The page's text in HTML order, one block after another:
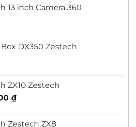
13 inch Camera 360
DX350 Zestech
ZX10 Zestech
₫
Zestech ZX8